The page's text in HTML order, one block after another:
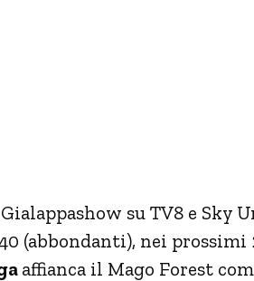
su TV8 e Sky
(abbondanti), nei
affianca il Mago Forest